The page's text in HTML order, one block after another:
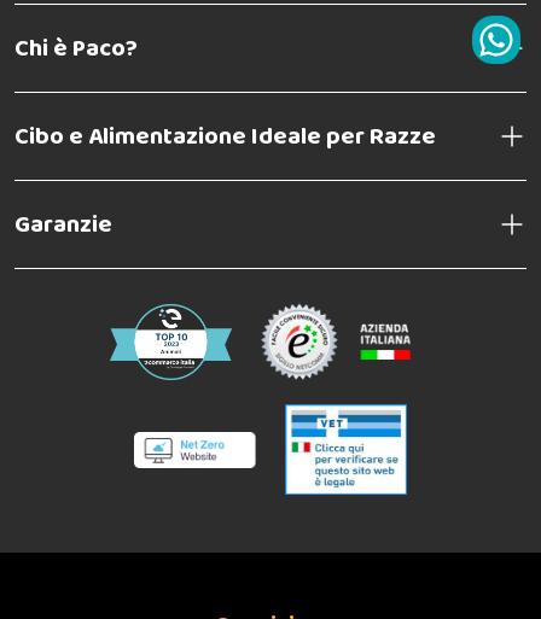
Chi è Paco?
Cibo e Alimentazione Ideale per Razze
Garanzie